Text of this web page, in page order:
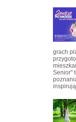
grach
Senior"